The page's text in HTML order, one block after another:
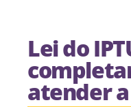
Lei do
atender